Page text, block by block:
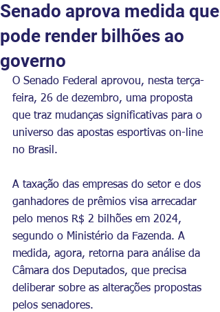
Senado aprova medida que
pode render bilhões ao
governo
O Senado Federal aprovou, nesta terça-
feira, 26 de dezembro, uma proposta
que traz mudanças significativas para o
universo das apostas esportivas on-line
no Brasil.
A taxação das empresas do setor e dos
ganhadores de prêmios visa arrecadar
pelo menos R$ 2 bilhões em 2024,
segundo o Ministério da Fazenda. A
medida, agora, retorna para análise da
Câmara dos Deputados, que precisa
deliberar sobre as alterações propostas
pelos senadores.